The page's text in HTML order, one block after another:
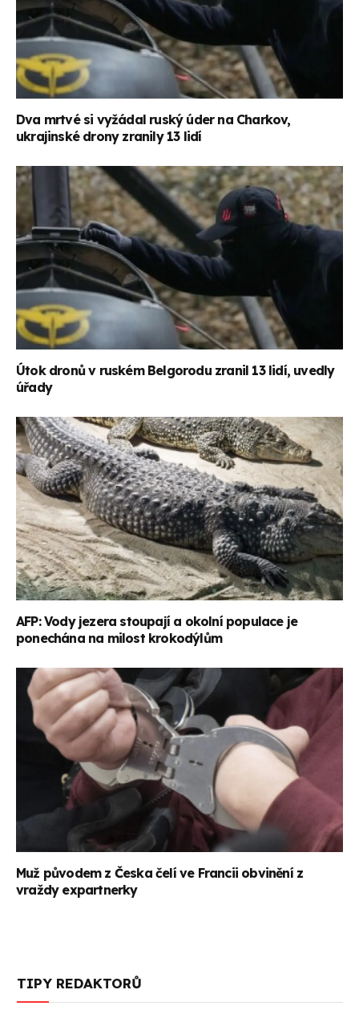
Dva mrtvé si vyžádal ruský úder na Charkov,
ukrajinské drony zranily 13 lidí
Útok dronů v ruském Belgorodu zranil 13 lidí, uvedly
úřady
AFP: Vody jezera stoupají a okolní populace je
ponechána na milost krokodýlům
Muž původem z Česka čelí ve Francii obvinění z
vraždy expartnerky
TIPY REDAKTORŮ